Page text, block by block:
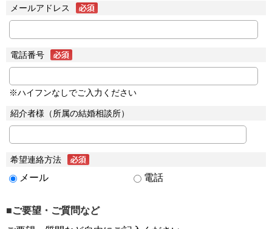
メールアドレス
電話番号
※ハイフンなしでご入力ください
紹介者様（所属の結婚相談所）
希望連絡方法
メール 電話
■ご要望・ご質問など